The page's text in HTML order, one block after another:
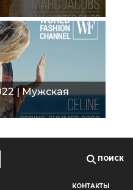
| Мужская
ПОИСК
КОНТАКТЫ